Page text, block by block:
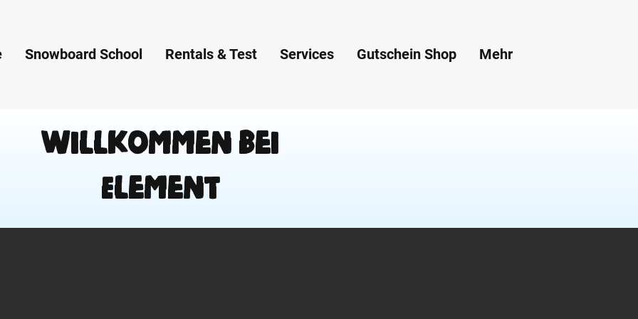
Snowboard School Rentals & Test Services Gutschein Shop Mehr
Willkommen bei
Element